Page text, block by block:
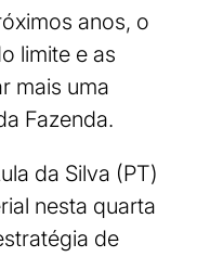
anos, o
limite e as
mais uma
Fazenda.
da Silva (PT)
nesta quarta
de